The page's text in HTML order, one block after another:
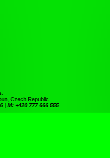
Czech Republic
| M: +420 777 666 555